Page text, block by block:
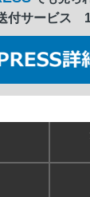
付サービス